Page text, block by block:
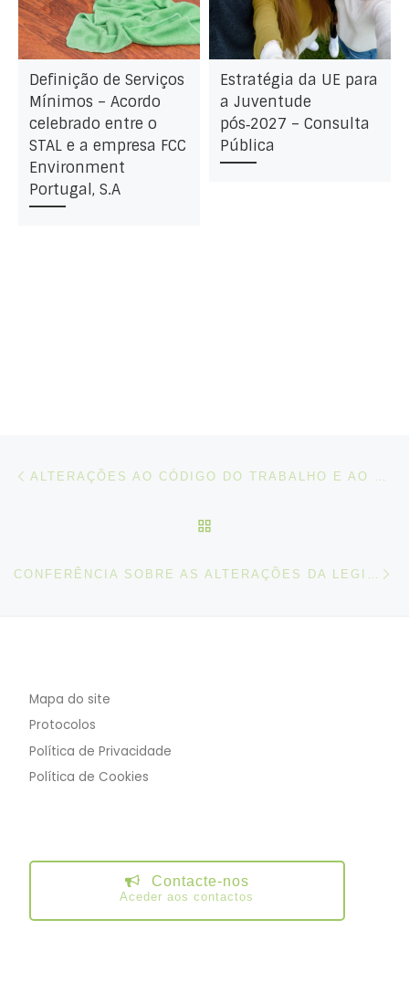
Definição de Serviços
Mínimos – Acordo
celebrado entre o
STAL e a empresa FCC
Environment
Portugal, S.A
Estratégia da UE para
a Juventude
pós‑2027 – Consulta
Pública
Post navigation
Mapa do site
Protocolos
Política de Privacidade
Política de Cookies
Contacte-nos
Aceder aos contactos